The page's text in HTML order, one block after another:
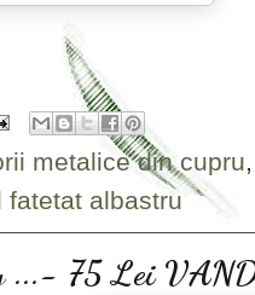
metalice din cupru
fatetat albastru
...- 75 Lei